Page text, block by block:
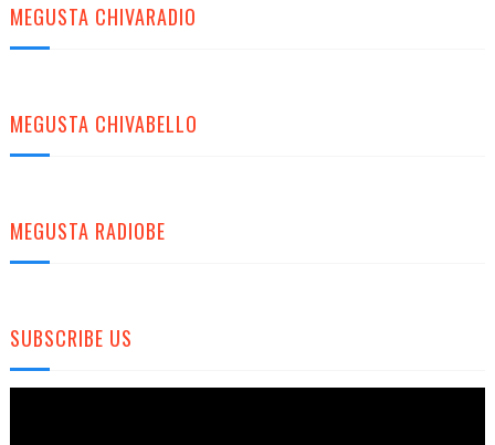
MEGUSTA CHIVARADIO
MEGUSTA CHIVABELLO
MEGUSTA RADIOBE
SUBSCRIBE US